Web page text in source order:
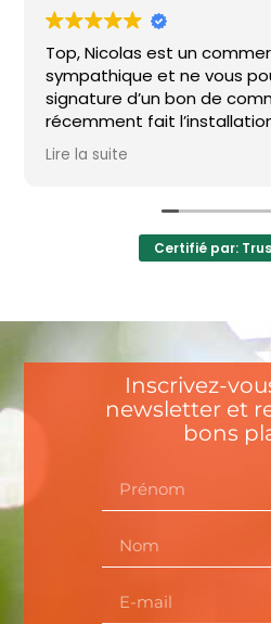
Top, Nicolas est un
sympathique et ne vous
signature d’un bon de
récemment fait
Delattre et son collègue
particulièrement efficaces.
Merci à toute l’équipe de
Lire la suite
Certifié par:
Inscrivez-
newsletter et
bons